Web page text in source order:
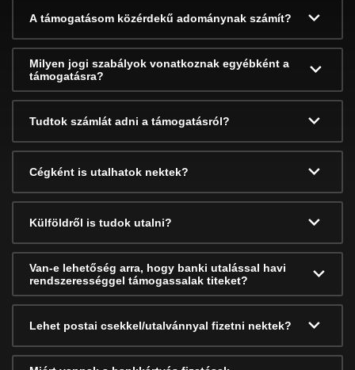
A támogatásom közérdekű adománynak számít?
Milyen jogi szabályok vonatkoznak egyébként a
támogatásra?
Tudtok számlát adni a támogatásról?
Cégként is utalhatok nektek?
Külföldről is tudok utalni?
Van-e lehetőség arra, hogy banki utalással havi
rendszerességgel támogassalak titeket?
Lehet postai csekkel/utalvánnyal fizetni nektek?